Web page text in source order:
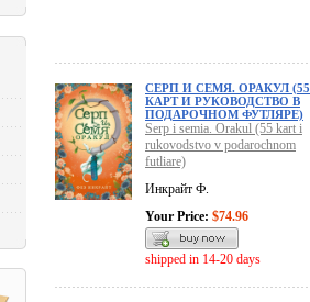
СЕРП И СЕМЯ. ОРАКУЛ (55
КАРТ И РУКОВОДСТВО В
ПОДАРОЧНОМ ФУТЛЯРЕ)
Serp i semia. Orakul (55 kart i
rukovodstvo v podarochnom
futliare)
Инкрайт Ф.
Your Price: $74.96
shipped in 14-20 days